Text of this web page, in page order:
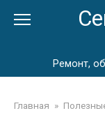
Ремонт,
Главная »